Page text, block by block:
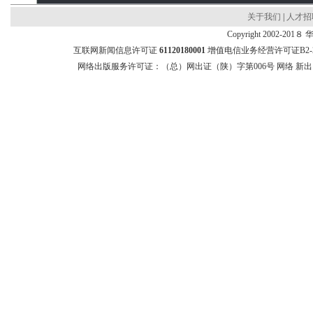
关于我们
人才
Copyright 2002-201８
互联网新闻信息许可证 61120180001增值电信业务经营许可证B2-
网络出版服务许可证：（总）网出证（陕）字第006号 网络 新